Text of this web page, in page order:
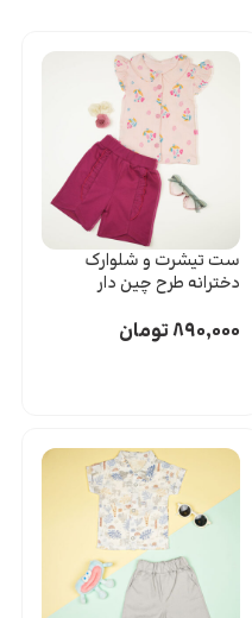
ست تیشرت و شلوارک
دخترانه طرح چین دار
۸۹۰,۰۰۰تومان